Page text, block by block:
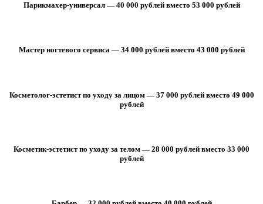
Парикмахер-универсал — 40 000 рублей вместо 53 000 рублей
Мастер ногтевого сервиса — 34 000 рублей вместо 43 000 рублей
Косметолог-эстетист по уходу за лицом — 37 000 рублей вместо 49 000
рублей
Косметик-эстетист по уходу за телом — 28 000 рублей вместо 33 000
рублей